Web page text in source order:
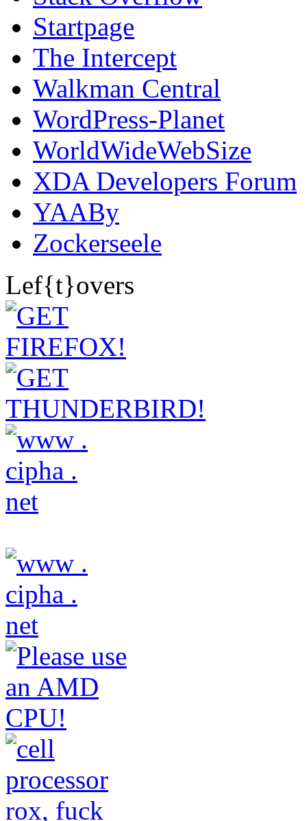
Startpage
The Intercept
Walkman Central
WordPress-Planet
WorldWideWebSize
XDA Developers Forum
YAABy
Zockerseele
Lef{t}overs